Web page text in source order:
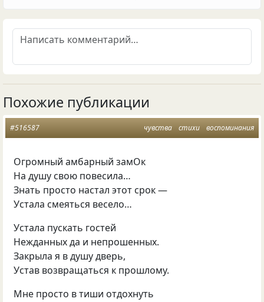
Похожие публикации
чувства стихи воспоминания
#516587
Огромный амбарный замОк
На душу свою повесила…
Знать просто настал этот срок —
Устала смеяться весело…
Устала пускать гостей
Нежданных да и непрошенных.
Закрыла я в душу дверь,
Устав возвращаться к прошлому.
Мне просто в тиши отдохнуть